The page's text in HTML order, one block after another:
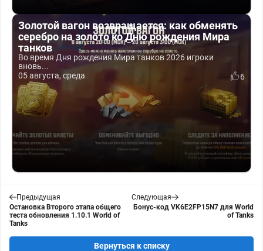
Золотой вагон возвращается: как обменять
серебро на золото ко Дню рождения Мира
танков
Во время Дня рождения Мира танков 2026 игроки
вновь...
05 августа, среда
6
Предыдущая
Остановка Второго этапа общего
теста обновления 1.10.1 World of
Tanks
Следующая
Бонус-код VK6E2FP15N7 для World
of Tanks
Вернуться к списку